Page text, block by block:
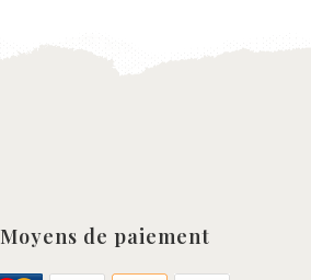
Moyens de paiement